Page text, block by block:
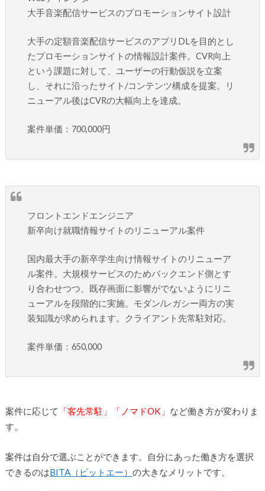
大手音楽配信サービスのプロモーションサイト設計
大手の定額音楽配信サービスのアプリDLを目的とし
たプロモーションサイトの情報設計案件。CVR向上
という課題に対して、ユーザーの行動仮説を立案
し、それに沿ったサイト/コンテンツ構成を提案。リ
ニューアル後はCVRの大幅向上を達成。
案件単価：700,000円
フロントエンドエンジニア
新卒向け就職情報サイトのリニューアル案件
国内最大手の新卒学生向け情報サイトのリニューア
ル案件。大規模サービスのためバックエンド側とす
り合わせつつ、既存画面に影響がでないようにリニ
ューアルを段階的に実施。モダン/レガシー両方の実
装知識が求められます。クライアント先常駐対応。
案件単価：650,000
案件に応じて 「客先常駐」「ノマドOK」 など働き方が変わりま
す。
案件は自分で選ぶことができます。自分にあった働き方を選択
できるのはBITA（ビットエー） の大きなメリットです。